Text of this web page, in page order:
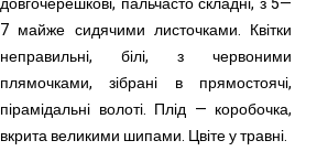
7 майже сидячими листочками. Квітки
неправильні, білі, з червоними
плямочками, зібрані в прямостоячі,
пірамідальні волоті. Плід — коробочка,
вкрита великими шипами. Цвіте у травні.